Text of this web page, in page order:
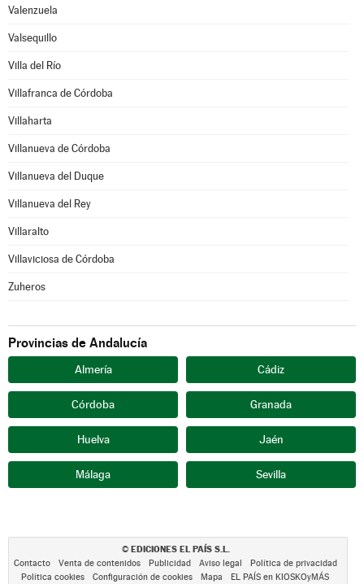
Valenzuela
Valsequillo
Villa del Río
Villafranca de Córdoba
Villaharta
Villanueva de Córdoba
Villanueva del Duque
Villanueva del Rey
Villaralto
Villaviciosa de Córdoba
Zuheros
Provincias de Andalucía
Almería Cádiz
Córdoba Granada
Huelva Jaén
Málaga Sevilla
© EDICIONES EL PAÍS S.L.
Contacto Venta de contenidos Publicidad Aviso legal
Política de privacidad
Política cookies
Configuración de cookies Mapa EL PAÍS en KIOSKOyMÁS